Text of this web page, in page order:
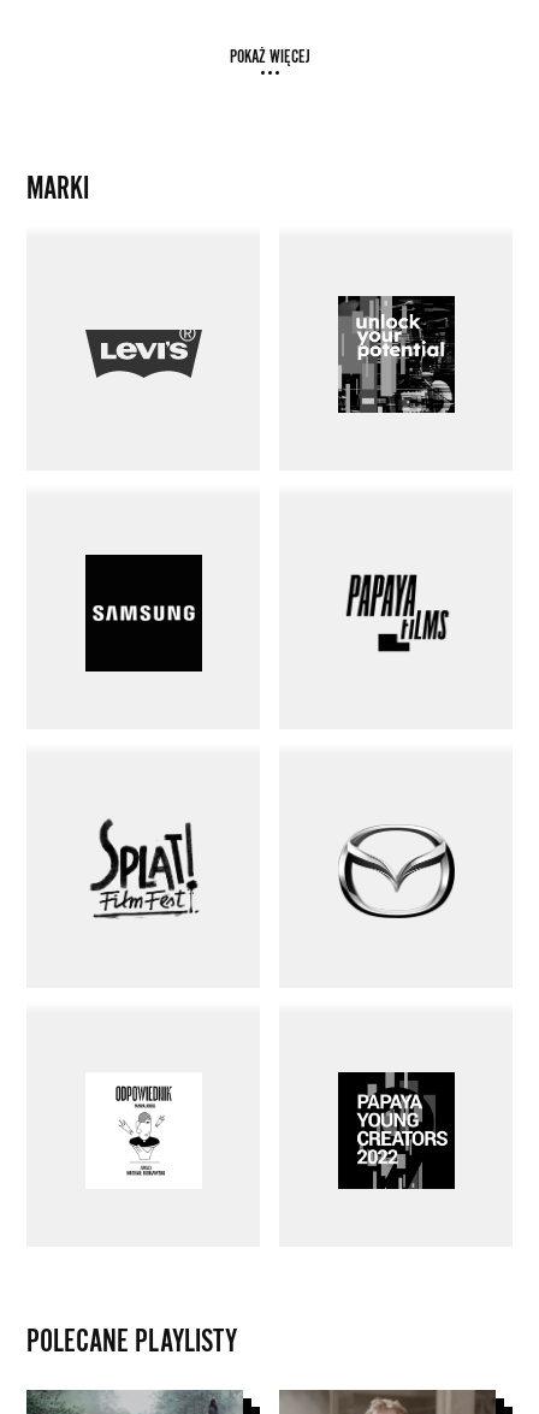
POKAŻ WIĘCEJ
MARKI
POLECANE PLAYLISTY
Papaya
Papaya